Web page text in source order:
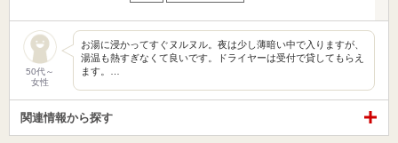
50代～
女性
お湯に浸かってすぐヌルヌル。夜は少し薄暗い中で入りますが、
湯温も熱すぎなくて良いです。ドライヤーは受付で貸してもらえ
ます。…
関連情報から探す